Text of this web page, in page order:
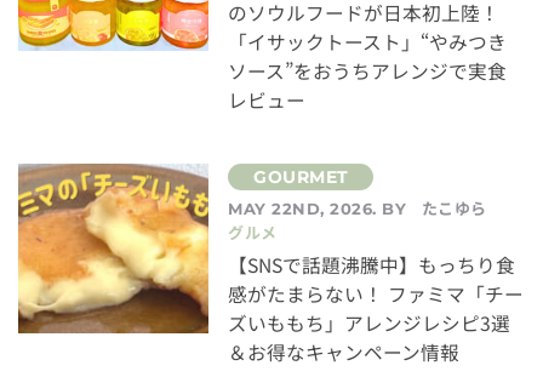
のソウルフードが日本初上陸！
「イサックトースト」“やみつき
ソース”をおうちアレンジで実食
レビュー
MAY 22ND, 2026. BY
たこゆら
グルメ
【SNSで話題沸騰中】もっちり食
感がたまらない！ ファミマ「チー
ズいももち」アレンジレシピ3選
＆お得なキャンペーン情報